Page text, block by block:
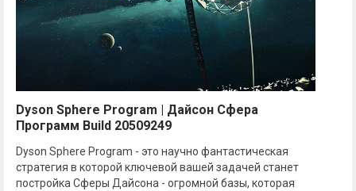
Dyson Sphere Program | Дайсон Сфера
Программ Build 20509249
Dyson Sphere Program - это научно фантастическая
стратегия в которой ключевой вашей задачей станет
постройка Сферы Дайсона - огромной базы, которая